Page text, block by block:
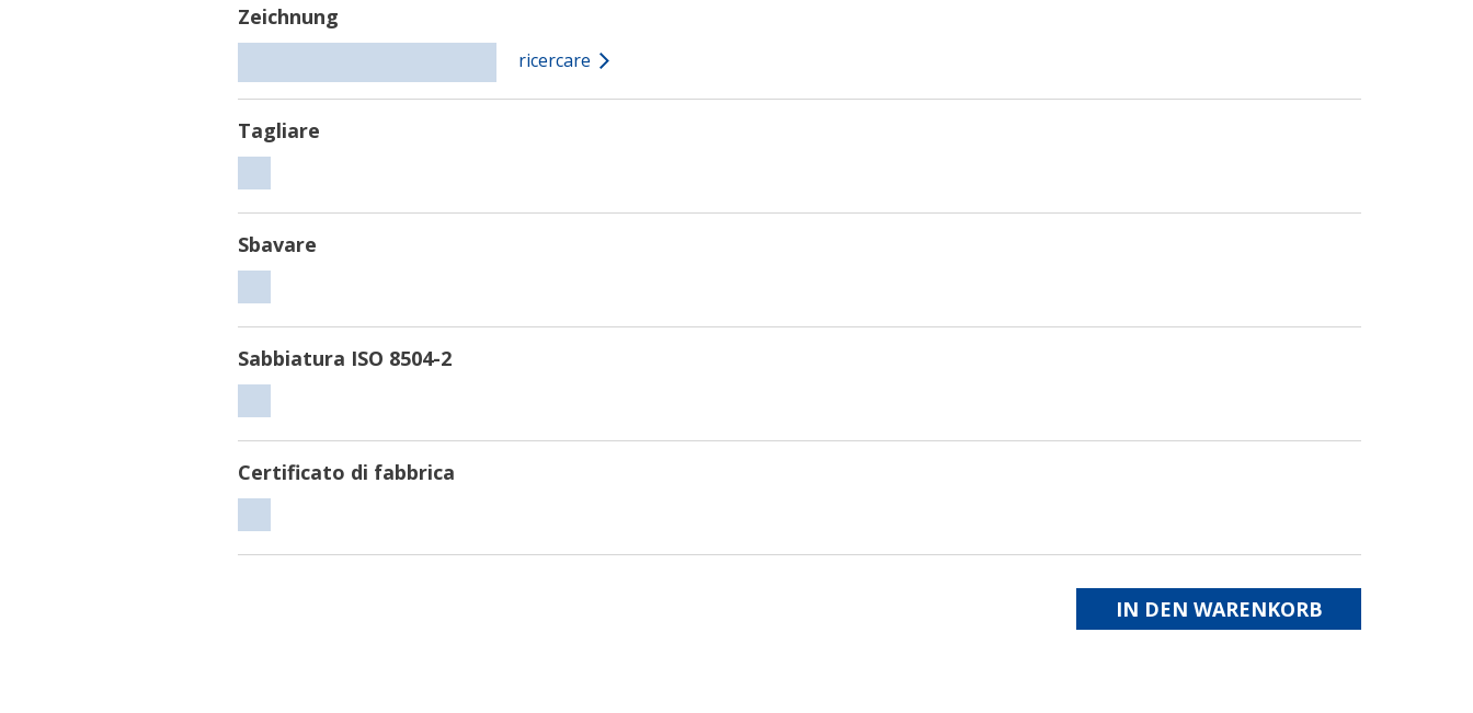
Zeichnung
ricercare
Tagliare
Sbavare
Sabbiatura ISO 8504-2
8504-
Certificato di fabbrica
IN DEN WARENKORB